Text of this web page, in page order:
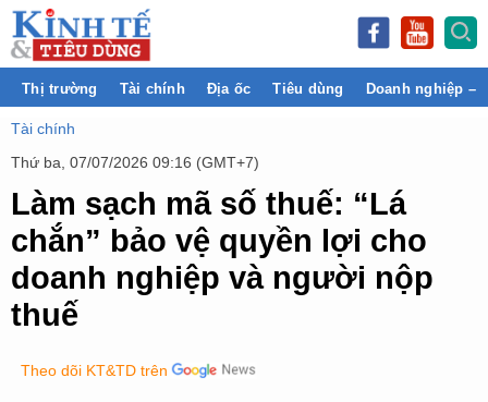
Thị trường Tài chính Địa ốc Tiêu dùng Doanh nghiệp –
Tài chính
Thứ ba, 07/07/2026 09:16 (GMT+7)
Làm sạch mã số thuế: “Lá
chắn” bảo vệ quyền lợi cho
doanh nghiệp và người nộp
thuế
Theo dõi KT&TD trên